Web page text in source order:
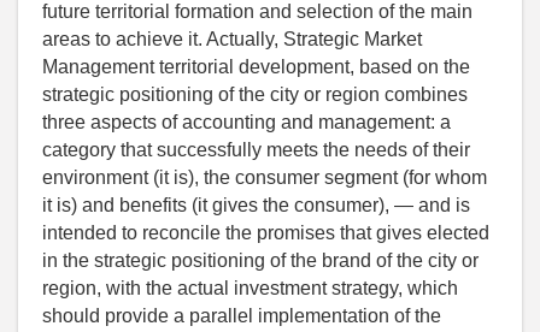
future territorial formation and selection of the main
areas to achieve it. Actually, Strategic Market
Management territorial development, based on the
strategic positioning of the city or region combines
three aspects of accounting and management: a
category that successfully meets the needs of their
environment (it is), the consumer segment (for whom
it is) and benefits (it gives the consumer), — and is
intended to reconcile the promises that gives elected
in the strategic positioning of the brand of the city or
region, with the actual investment strategy, which
should provide a parallel implementation of the